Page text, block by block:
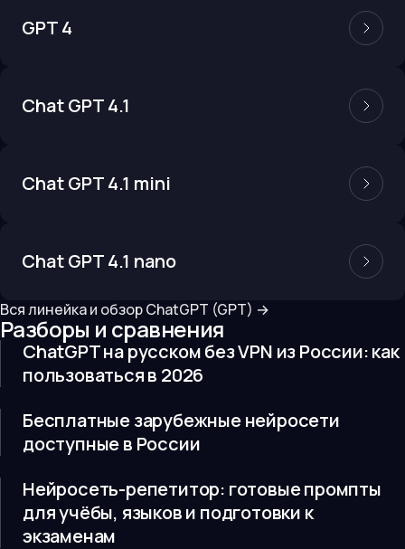
GPT 4
Chat GPT 4.1
Chat GPT 4.1 mini
Chat GPT 4.1 nano
Вся линейка и обзорChatGPT (GPT) →
Разборы и сравнения
ChatGPT на русском без VPN из России: как
пользоваться в 2026
Бесплатные зарубежные нейросети
доступные в России
Нейросеть-репетитор: готовые промпты
для учёбы, языков и подготовки к
экзаменам